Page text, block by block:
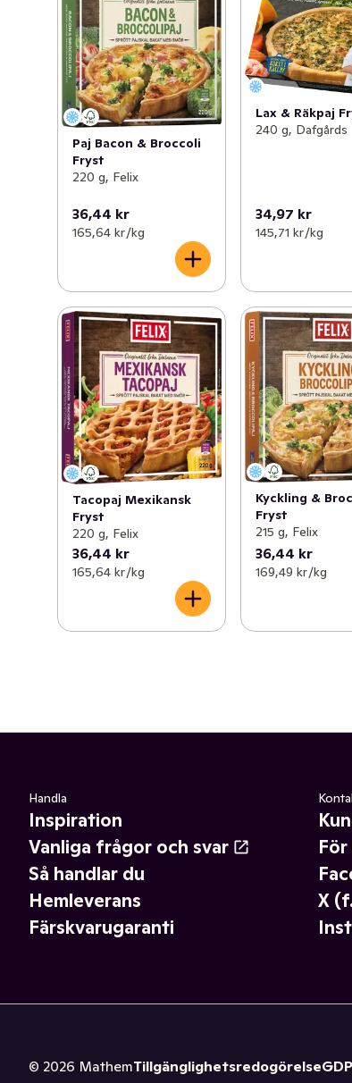
Paj Bacon & Broccoli
Fryst
220 g, Felix
36,44 kr
165,64 kr /kg
Lax & Räkpaj
240 g, Dafgårds
34,97 kr
145,71 kr /kg
Tacopaj Mexikansk
Fryst
220 g, Felix
36,44 kr
165,64 kr /kg
Kyckling &
Fryst
215 g, Felix
36,44 kr
169,49 kr /kg
Handla
Inspiration
Vanliga frågor och svar
Så handlar du
Hemleverans
Färskvarugaranti
X
© 2026 MathemTillgänglighetsredogörelse